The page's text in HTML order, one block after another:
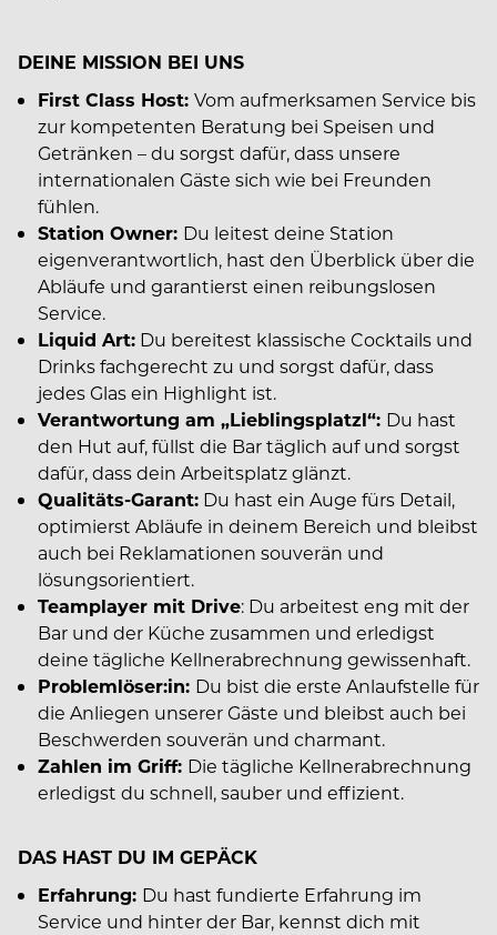
DEINE MISSION BEI UNS
First Class Host: Vom aufmerksamen Service bis
zur kompetenten Beratung bei Speisen und
Getränken – du sorgst dafür, dass unsere
internationalen Gäste sich wie bei Freunden
fühlen.
Station Owner: Du leitest deine Station
eigenverantwortlich, hast den Überblick über die
Abläufe und garantierst einen reibungslosen
Service.
Liquid Art: Du bereitest klassische Cocktails und
Drinks fachgerecht zu und sorgst dafür, dass
jedes Glas ein Highlight ist.
Verantwortung am „Lieblingsplatzl“: Du hast
den Hut auf, füllst die Bar täglich auf und sorgst
dafür, dass dein Arbeitsplatz glänzt.
Qualitäts-Garant: Du hast ein Auge fürs Detail,
optimierst Abläufe in deinem Bereich und bleibst
auch bei Reklamationen souverän und
lösungsorientiert.
Teamplayer mit Drive: Du arbeitest eng mit der
Bar und der Küche zusammen und erledigst
deine tägliche Kellnerabrechnung gewissenhaft.
Problemlöser:in: Du bist die erste Anlaufstelle für
die Anliegen unserer Gäste und bleibst auch bei
Beschwerden souverän und charmant.
Zahlen im Griff: Die tägliche Kellnerabrechnung
erledigst du schnell, sauber und effizient.
DAS HAST DU IM GEPÄCK
Erfahrung: Du hast fundierte Erfahrung im
Service und hinter der Bar, kennst dich mit